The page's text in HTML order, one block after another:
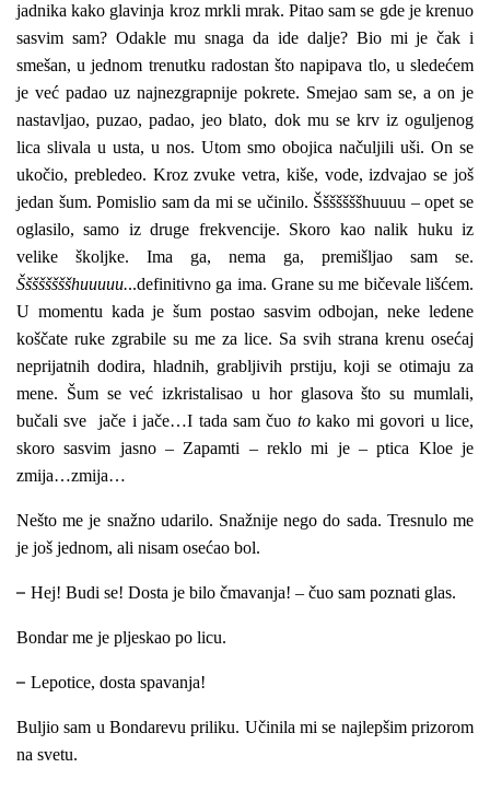
jadnika kako glavinja kroz mrkli mrak. Pitao sam se gde je krenuo
sasvim sam? Odakle mu snaga da ide dalje? Bio mi je čak i
smešan, u jednom trenutku radostan što napipava tlo, u sledećem
je već padao uz najnezgrapnije pokrete. Smejao sam se, a on je
nastavljao, puzao, padao, jeo blato, dok mu se krv iz oguljenog
lica slivala u usta, u nos. Utom smo obojica načuljili uši. On se
ukočio, prebledeo. Kroz zvuke vetra, kiše, vode, izdvajao se još
jedan šum. Pomislio sam da mi se učinilo. Šššššššhuuuu – opet se
oglasilo, samo iz druge frekvencije. Skoro kao nalik huku iz
velike školjke. Ima ga, nema ga, premišljao sam se.
Ššššššššhuuuuu...definitivno ga ima. Grane su me bičevale lišćem.
U momentu kada je šum postao sasvim odbojan, neke ledene
koščate ruke zgrabile su me za lice. Sa svih strana krenu osećaj
neprijatnih dodira, hladnih, grabljivih prstiju, koji se otimaju za
mene. Šum se već izkristalisao u hor glasova što su mumlali,
bučali sve jače i jače…I tada sam čuo tokako mi govori u lice,
skoro sasvim jasno – Zapamti – reklo mi je – ptica Kloe je
zmija…zmija…
Nešto me je snažno udarilo. Snažnije nego do sada. Tresnulo me
je još jednom, ali nisam osećao bol.
– Hej! Budi se! Dosta je bilo čmavanja! – čuo sam poznati glas.
Bondar me je pljeskao po licu.
– Lepotice, dosta spavanja!
Buljio sam u Bondarevu priliku. Učinila mi se najlepšim prizorom
na svetu.